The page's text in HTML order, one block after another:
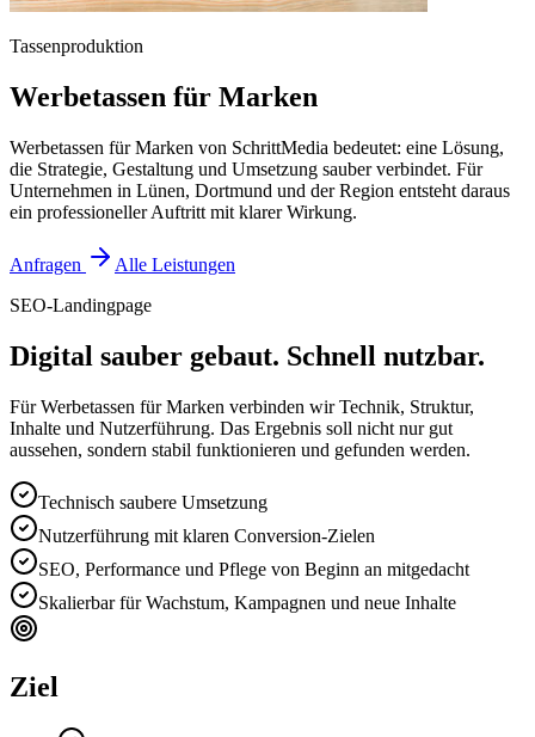
Tassenproduktion
Werbetassen für Marken
Werbetassen für Marken von SchrittMedia bedeutet: eine Lösung,
die Strategie, Gestaltung und Umsetzung sauber verbindet. Für
Unternehmen in Lünen, Dortmund und der Region entsteht daraus
ein professioneller Auftritt mit klarer Wirkung.
Anfragen
Alle Leistungen
SEO-Landingpage
Digital sauber gebaut. Schnell nutzbar.
Für Werbetassen für Marken verbinden wir Technik, Struktur,
Inhalte und Nutzerführung. Das Ergebnis soll nicht nur gut
aussehen, sondern stabil funktionieren und gefunden werden.
Technisch saubere Umsetzung
Nutzerführung mit klaren Conversion-Zielen
SEO, Performance und Pflege von Beginn an mitgedacht
Skalierbar für Wachstum, Kampagnen und neue Inhalte
Ziel